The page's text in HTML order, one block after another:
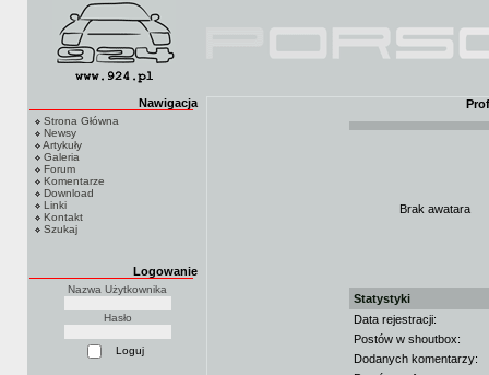
Nawigacja
Strona Główna
Newsy
Artykuły
Galeria
Forum
Komentarze
Download
Linki
Kontakt
Szukaj
Logowanie
Nazwa Użytkownika
Hasło
Brak awatara
Statystyki
Data rejestracji:
Postów w shoutbox:
Dodanych komentarzy: